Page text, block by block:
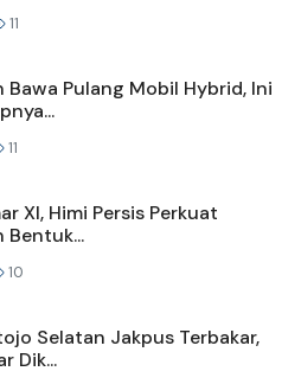
11
Pulang Mobil Hybrid, Ini
11
XI, Himi Persis Perkuat
Bentuk...
10
Selatan Jakpus Terbakar,
Dik...